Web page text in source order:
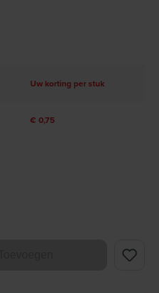
Uw korting per stuk
€ 0,75
gewenste hoeveelheid in of